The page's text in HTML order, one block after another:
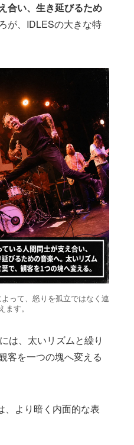
合い、生き延びるため
が、IDLESの大きな特
って、怒りを孤立ではなく連
ます。
は、太いリズムと繰り
客を一つの塊へ変える
、より暗く内面的な表